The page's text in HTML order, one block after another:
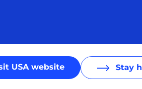
USA website Stay